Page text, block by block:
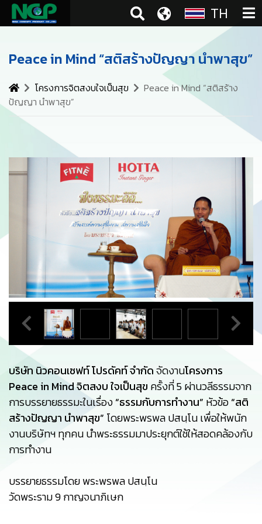
TH
Peace in Mind “สติสร้างปัญญา นำพาสุข”
โครงการจิตสงบใจเป็นสุข
Peace in Mind “สติสร้าง
ปัญญา นำพาสุข”
บริษัท นิวคอนเซฟท์ โปรดัคท์ จำกัดจัดงานโครงการ
Peace in Mind จิตสงบ ใจเป็นสุข ครั้งที่ 5 ผ่านวลีธรรมจาก
การบรรยายธรรมะในเรื่อง“ธรรมกับการทำงาน” หัวข้อ“สติ
สร้างปัญญา นำพาสุข” โดยพระพรพล ปสนฺโน เพื่อให้พนัก
งานบริษัทฯ ทุกคน นำพระธรรมมาประยุกต์ใช้ให้สอดคล้องกับ
การทำงาน
บรรยายธรรมโดย พระพรพล ปสนฺโน
วัดพระราม 9 กาญจนาภิเษก